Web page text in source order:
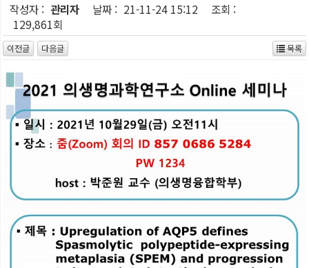
작성자 : 관리자 날짜 : 21-11-24 15:12
조회 :
129,861회
이전글 다음글 목록